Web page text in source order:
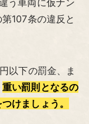
う車両に仮ナン
107条の違反と
以下の罰金、ま
重い罰則となるの
けましょう。